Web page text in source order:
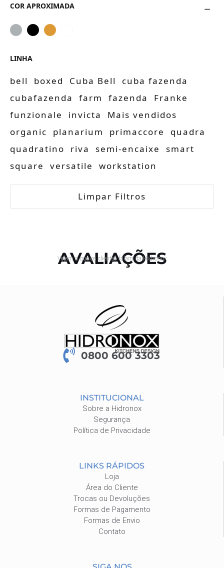
COR APROXIMADA
LINHA
bell boxed Cuba Bell
cuba fazenda
cubafazenda
farm fazenda
Franke
funzionale
invicta
Mais vendidos
organic
planarium primaccore
quadra
quadratino
riva semi-encaixe
smart
square
versatile workstation
Limpar Filtros
AVALIAÇÕES
Vejam o que os clientes falam da Hidronox
0800 600 3303
INSTITUCIONAL
Sobre a Hidronox
Segurança
Política de Privacidade
LINKS RÁPIDOS
Loja
Área do Cliente
Trocas ou Devoluções
Formas de Pagamento
Formas de Envio
Contato